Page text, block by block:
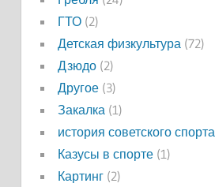
ГТО(2)
Детская физкультура (72)
Дзюдо(2)
Другое(3)
Закалка (1)
история советского спорта
Казусы в спорте(1)
Картинг(2)